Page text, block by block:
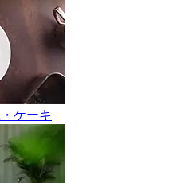
ケーキ